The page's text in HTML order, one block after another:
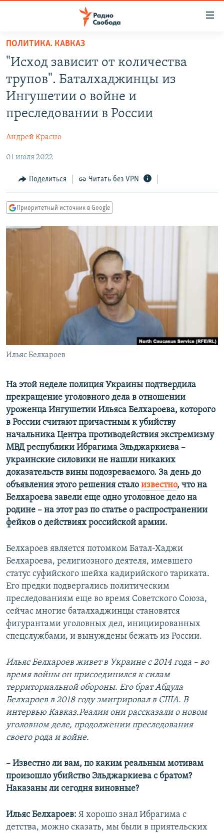
упрощенного
доступа
основному
содержанию
Вернутся
навигации
Вернутся
поиску
ПРОГРАММЫ
ПОДКАСТЫ
АВТОРСКИЕ ПРОЕКТЫ
КУЛЬТУРА
IDEL.РЕАЛИИ
КАВКАЗ.РЕАЛИИ
СИБИРЬ.РЕАЛИИ
РАСПИСАНИЕ ВЕЩАНИЯ
ПОДПИШИТЕСЬ НА РАССЫЛКУ
Все сайты РСЕ/РС
ПОЛИТИКА. КАВКАЗ
"Исход зависит от количества
трупов". Баталхаджинцы из
Ингушетии о войне и
преследовании в России
Андрей Красно
01 июля 2022
Поделиться Читать без VPN
Приоритетный источник в Google
Ильяс Белхароев
На этой неделе полиция Украины подтвердила
прекращение уголовного дела в отношении
уроженца Ингушетии Ильяса Белхароева, которого
в России считают причастным к убийству
начальника Центра противодействия экстремизму
МВД республики Ибрагима Эльджаркиева –
украинские силовики не нашли никаких
доказательств вины подозреваемого. За день до
объявления этого решения стало известно, что на
Белхароева завели еще одно уголовное дело на
родине – на этот раз по статье о распространении
фейков о действиях российской армии.
Белхароев является потомком Батал-Хаджи
Белхароева, религиозного деятеля, имевшего
статус суфийского шейха кадирийского тариката.
Его предки подвергались политическим
преследованиям еще во время Советского Союза,
сейчас многие баталхаджинцы становятся
фигурантами уголовных дел, инициированных
спецслужбами, и вынуждены бежать из России.
Ильяс Белхароев живет в Украине с 2014 года – во
время войны он присоединился к силам
территориальной обороны. Его брат Абдула
Белхароев в 2018 году эмигрировал в США. В
интервью Кавказ.Реалии они рассказали о новом
уголовном деле, продолжении преследования
своего рода и войне.
– Известно ли вам, по каким реальным мотивам
произошло убийство Эльджаркиева с братом?
Наказаны ли сегодня виновные?
Ильяс Белхароев: Я хорошо знал Ибрагима с
детства, можно сказать, мы были в приятельских